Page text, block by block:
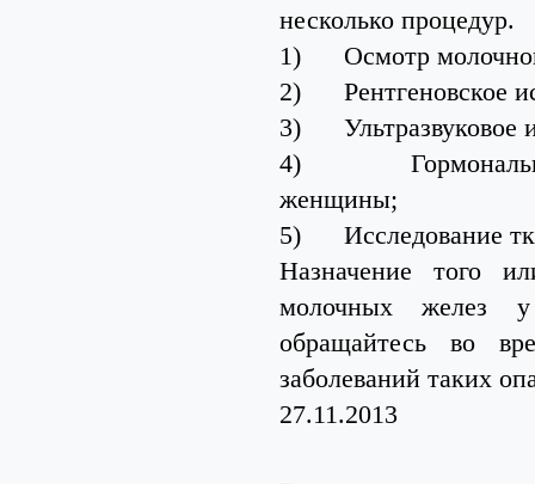
несколько процедур.
1) Осмотр
2) Рентгеновское
3) Ультразвуковое
4) Гормональное
женщины;
5) Исследование
Назначение того
молочных желез
обращайтесь во
заболеваний таких
27.11.2013